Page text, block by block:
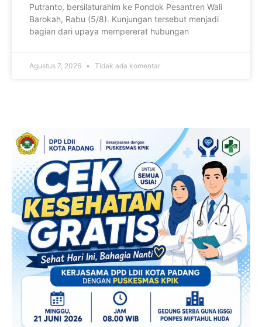
Putranto, bersilaturahim ke Pondok Pesantren Wali
Barokah, Rabu (5/8). Kunjungan tersebut menjadi
bagian dari upaya mempererat hubungan
Agustus 7, 2026 Tidak ada komentar